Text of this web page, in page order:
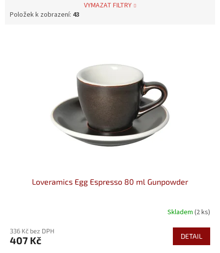
VYMAZAT FILTRY
Položek k zobrazení: 43
Loveramics Egg Espresso 80 ml Gunpowder
Skladem (2 ks)
336 Kč bez DPH
407 Kč DETAIL